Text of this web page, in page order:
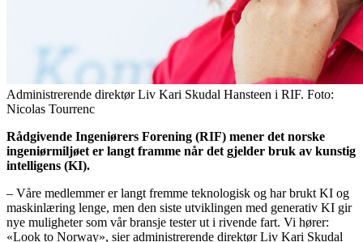
Administrerende direktør Liv Kari Skudal Hansteen i RIF. Foto:
Nicolas Tourrenc
Rådgivende Ingeniørers Forening (RIF) mener det norske
ingeniørmiljøet er langt framme når det gjelder bruk av kunstig
intelligens (KI).
– Våre medlemmer er langt fremme teknologisk og har brukt KI og
maskinlæring lenge, men den siste utviklingen med generativ KI gir
nye muligheter som vår bransje tester ut i rivende fart. Vi hører:
«Look to Norway», sier administrerende direktør Liv Kari Skudal